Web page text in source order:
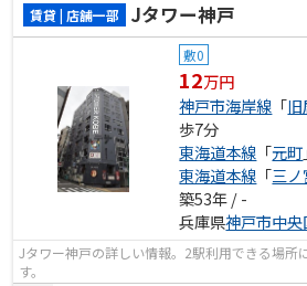
賃貸 | 店舗一部 Jタワー神戸
敷0
12万円
神戸市海岸線 「
歩7分
東海道本線 「元町
東海道本線 「三ノ
築53年 / -
兵庫県神戸市中央
Jタワー神戸の詳しい情報。2駅利用できる場所
す。